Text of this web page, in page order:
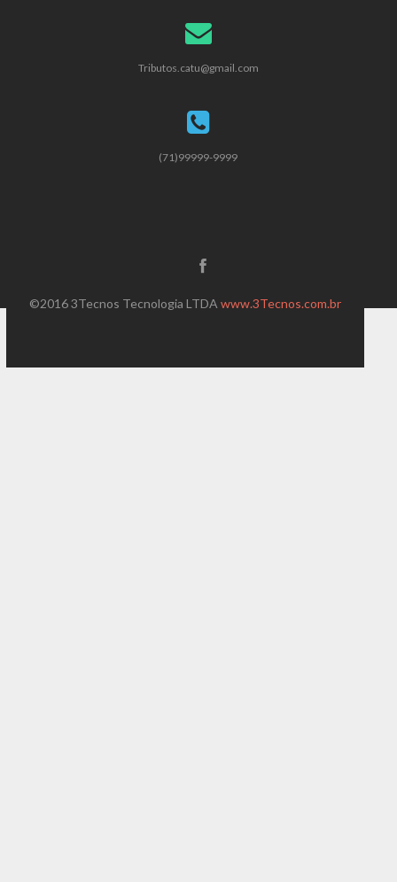
Tributos.catu@gmail.com
(71)99999-9999
©2016 3Tecnos Tecnologia LTDA www.3Tecnos.com.br